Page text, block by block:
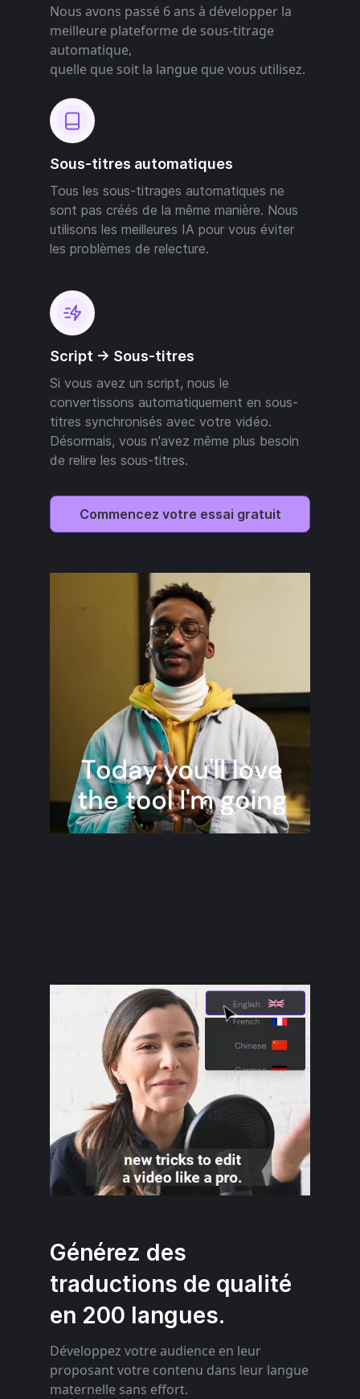
Nous avons passé 6 ans à développer la
meilleure plateforme de sous-titrage
automatique,
quelle que soit la langue que vous utilisez.
Sous-titres automatiques
Tous les sous-titrages automatiques ne
sont pas créés de la même manière. Nous
utilisons les meilleures IA pour vous éviter
les problèmes de relecture.
Script -> Sous-titres
Si vous avez un script, nous le
convertissons automatiquement en sous-
titres synchronisés avec votre vidéo.
Désormais, vous n'avez même plus besoin
de relire les sous-titres.
Commencez votre essai gratuit
Générez des
traductions de qualité
en 200 langues.
Développez votre audience en leur
proposant votre contenu dans leur langue
maternelle sans effort.